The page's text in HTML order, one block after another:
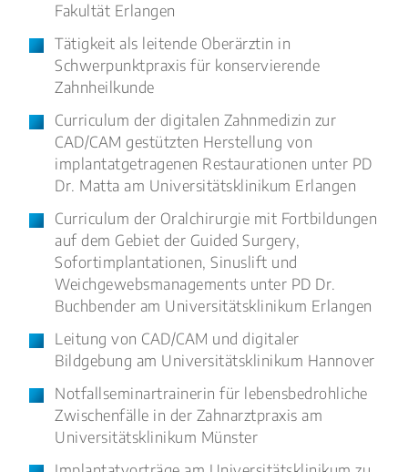
Fakultät Erlangen
Tätigkeit als leitende Oberärztin in
Schwerpunktpraxis für konservierende
Zahnheilkunde
Curriculum der digitalen Zahnmedizin zur
CAD/CAM gestützten Herstellung von
implantatgetragenen Restaurationen unter PD
Dr. Matta am Universitätsklinikum Erlangen
Curriculum der Oralchirurgie mit Fortbildungen
auf dem Gebiet der Guided Surgery,
Sofortimplantationen, Sinuslift und
Weichgewebsmanagements unter PD Dr.
Buchbender am Universitätsklinikum Erlangen
Leitung von CAD/CAM und digitaler
Bildgebung am Universitätsklinikum Hannover
Notfallseminartrainerin für lebensbedrohliche
Zwischenfälle in der Zahnarztpraxis am
Universitätsklinikum Münster